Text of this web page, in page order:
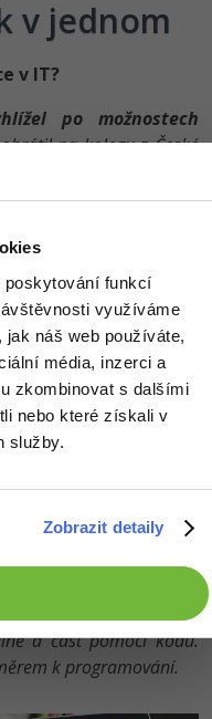
poskytování funkcí
využíváme
náš web používáte,
média, inzerci a
zkombinovat s dalšími
nebo které získali v
služby.
Zobrazit detaily
v jednom
v IT?
po možnostech
na kolegu z České
na tamním
nich nenašla nějaká
v akademické
z IT praxe.
Dělám hlavně věci kolem
kód. Komunikuji s
uživatelské návody a
spojka mezi uživateli a
směrem k vývoji
Microsoft Power Apps,
a část pomocí kódu.
k programování.